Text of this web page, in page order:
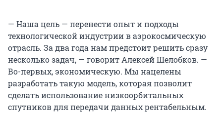
— Наша цель — перенести опыт и подходы
технологической индустрии в аэрокосмическую
отрасль. За два года нам предстоит решить сразу
несколько задач, — говорит Алексей Шелобков. —
Во-первых, экономическую. Мы нацелены
разработать такую модель, которая позволит
сделать использование низкоорбитальных
спутников для передачи данных рентабельным.